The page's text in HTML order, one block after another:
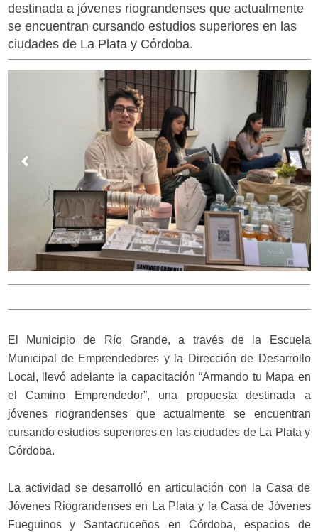
destinada a jóvenes riograndenses que actualmente
se encuentran cursando estudios superiores en las
ciudades de La Plata y Córdoba.
El Municipio de Río Grande, a través de la Escuela
Municipal de Emprendedores y la Dirección de Desarrollo
Local, llevó adelante la capacitación “Armando tu Mapa en
el Camino Emprendedor”, una propuesta destinada a
jóvenes riograndenses que actualmente se encuentran
cursando estudios superiores en las ciudades de La Plata y
Córdoba.
La actividad se desarrolló en articulación con la Casa de
Jóvenes Riograndenses en La Plata y la Casa de Jóvenes
Fueguinos y Santacruceños en Córdoba, espacios de